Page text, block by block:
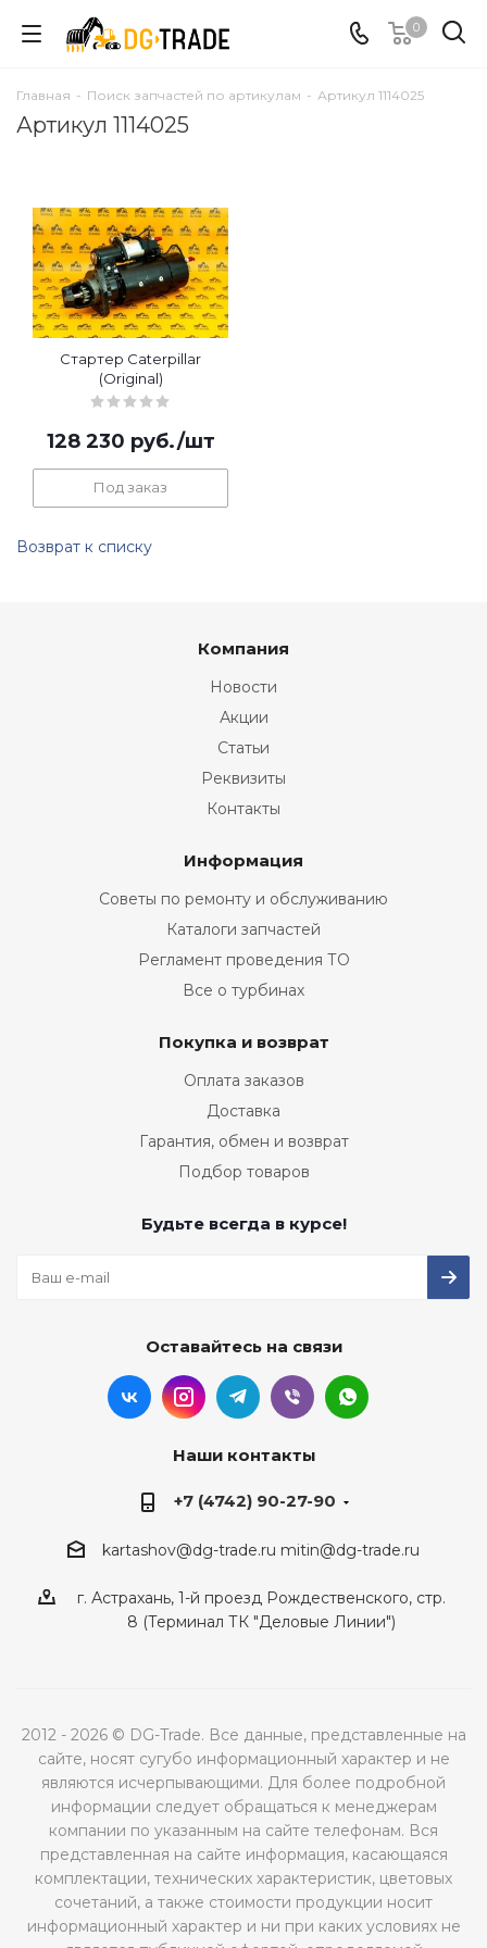
0
Главная - Поиск запчастей по артикулам - Артикул 1114025
Артикул 1114025
Стартер Caterpillar
(Original)
128 230 руб./шт
Под заказ
Возврат к списку
Компания
Новости
Акции
Статьи
Реквизиты
Контакты
Информация
Советы по ремонту и обслуживанию
Каталоги запчастей
Регламент проведения ТО
Все о турбинах
Покупка и возврат
Оплата заказов
Доставка
Гарантия, обмен и возврат
Подбор товаров
Будьте всегда в курсе!
Оставайтесь на связи
Наши контакты
+7 (4742) 90-27-90
kartashov@dg-trade.ru mitin@dg-trade.ru
г. Астрахань, 1-й проезд Рождественского, стр.
8 (Терминал ТК "Деловые Линии")
2012 - 2026 © DG-Trade. Все данные, представленные на
сайте, носят сугубо информационный характер и не
являются исчерпывающими. Для более подробной
информации следует обращаться к менеджерам
компании по указанным на сайте телефонам. Вся
представленная на сайте информация, касающаяся
комплектации, технических характеристик, цветовых
сочетаний, а также стоимости продукции носит
информационный характер и ни при каких условиях не